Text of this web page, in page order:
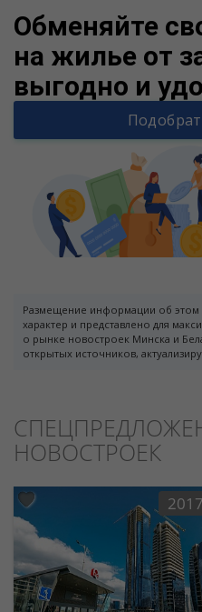
Обменяйте
на жилье от
выгодно и
Размещение информации об
характер и представлено для
о рынке новостроек Минска и
открытых источников,
НОВОСТРОЕК